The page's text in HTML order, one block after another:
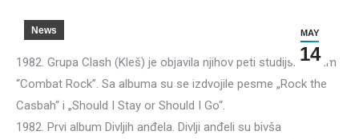
MAY
14
News
1982. Grupa Clash (Kleš) je objavila njihov peti studijski album
“Combat Rock”. Sa albuma su se izdvojile pesme „Rock the
Casbah“ i „Should I Stay or Should I Go“.
1982. Prvi album Divljih anđela. Divlji anđeli su bivša